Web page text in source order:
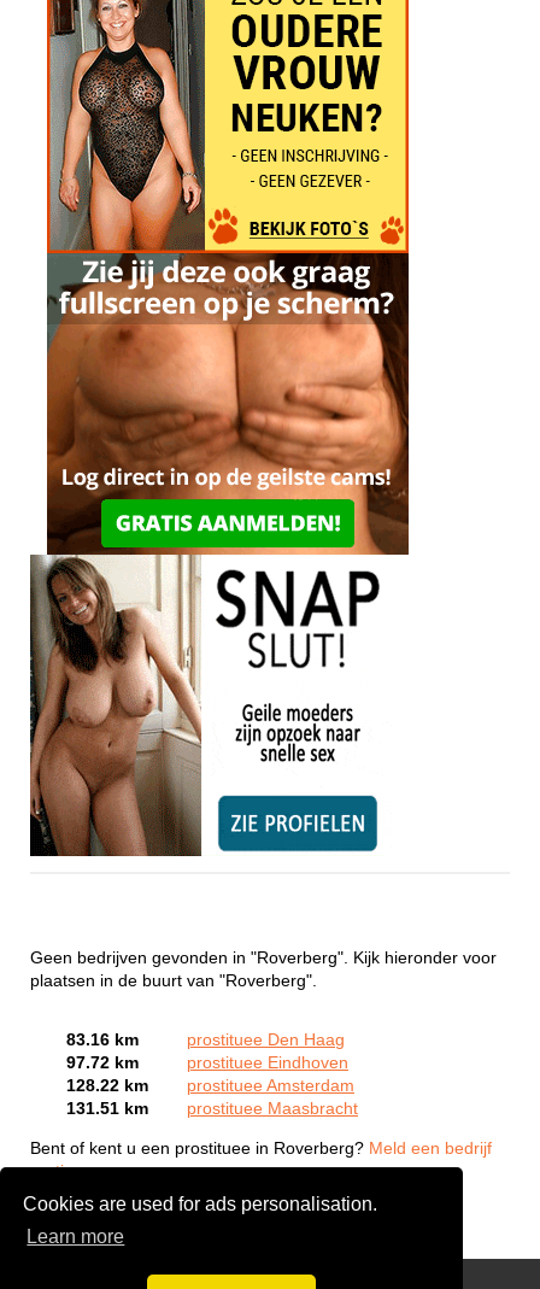
Cookies are used for ads personalisation.
Learn more
Geen bedrijven gevonden in "Roverberg". Kijk hieronder voor
plaatsen in de buurt van "Roverberg".
83.16 km
prostituee Den Haag
97.72 km
prostituee Eindhoven
128.22 km
prostituee Amsterdam
131.51 km
prostituee Maasbracht
Bent of kent u een prostituee in Roverberg? Meld een bedrijf
gratis aan